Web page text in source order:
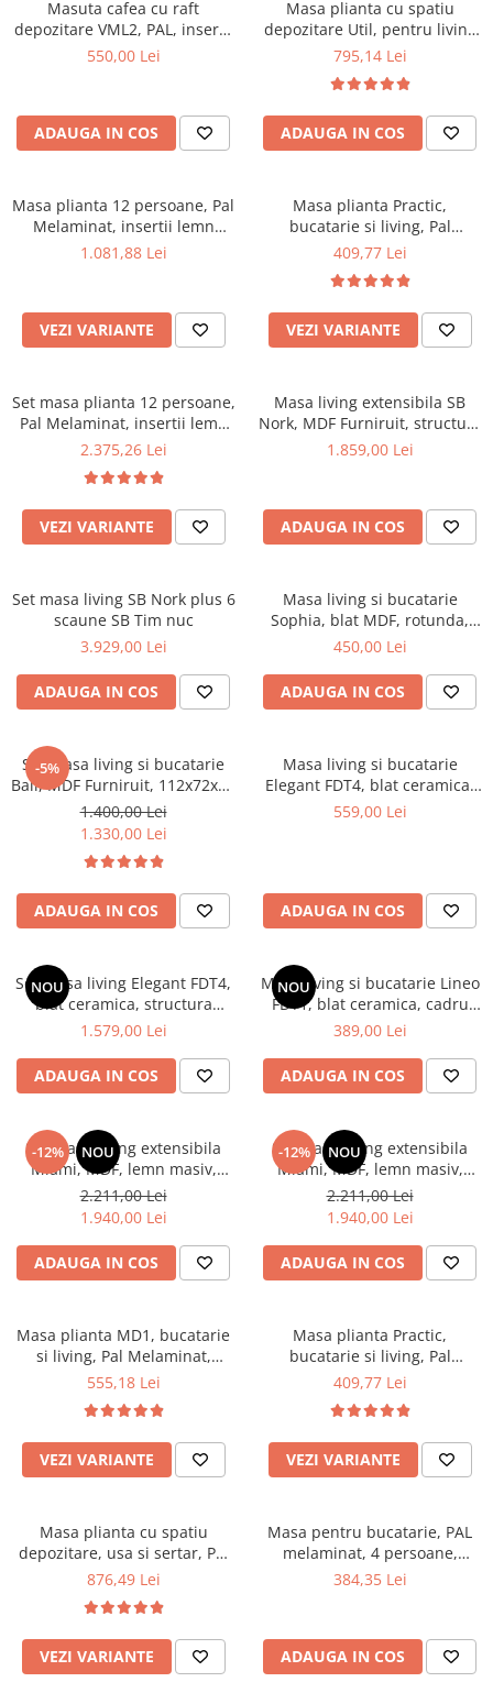
Saltele Pocket
Saltele cu arcuri impachetate
individual
Saltele Memory Foam
Saltele Memory Pocket
Saltele cu spuma
Saltele cu spuma
Saltele Memory
Saltele 160x200
Saltele 180x200
Top saltele
Top saltele 10 cm
Saltele ieftine
Saltele cu plasa de arcuri
Saltele cu spuma
Noptiere
Paturi
Mobilier living
Mobila living
Comode living
Scaune ergonomice
Dulap birou
Birouri
Scaune pentru birou
Scaune pentru vizitatori
Scaune manager
Mobilier bucatarie
Scaune pentru bucatarie
Mobila bucatarie
Seturi mese si scaune bucatarie
Mobilier hol
Suporturi si rafturi pantofi
Portmantouri
Pantofare
Seturi mobilier hol
Stender haine
Suport pentru umerase
Etajere
Mobilier gradinita
Mese gradinita
Scaune gradinita
Set mese si scaune gradinita
Mobilier copii
Mobila camera copii
Scaune birou pentru copii
Saltele patuturi copii
Paturi copii
Masa si scaune gradinita
Seturi comode living si dormitor
Scaune birou
Scaune profesionale
Scaune birou copii
Scaune gradinita
Scaune conferinta
Masuta cafea cu raft
depozitare VML2, PAL, insertii
MDF, 125x65x53 cm, Nuc
550,00 Lei
ADAUGA IN COS
Masa plianta cu spatiu
depozitare Util, pentru living
si bucatarie, PAL, structura
persoane, 160x96x80 cm, fag
795,14 Lei
ADAUGA IN COS
Masa plianta 12 persoane, Pal
Melaminat, insertii lemn
masiv, sistem cuplare blat,
1.081,88 Lei
VEZI VARIANTE
Masa plianta Practic,
bucatarie si living, Pal
Melaminat, insertii lemn
rotunjite, 120x74x75 cm,
wenge
409,77 Lei
VEZI VARIANTE
Set masa plianta 12 persoane,
Pal Melaminat, insertii lemn
masiv, 274x75x78 cm si 6
ecologica, nuc
2.375,26 Lei
VEZI VARIANTE
Masa living extensibila SB
Nork, MDF Furniruit, structura
lemn masiv, 8 persoane, 198-
1.859,00 Lei
ADAUGA IN COS
Set masa living SB Nork plus 6
scaune SB Tim nuc
3.929,00 Lei
ADAUGA IN COS
Masa living si bucatarie
Sophia, blat MDF, rotunda,
structura lemn masiv, 4
450,00 Lei
ADAUGA IN COS
-5%
Set masa living si bucatarie
Bali, MDF Furniruit, 112x72x74
cm si 4 scaune Vienna, lemn
masiv, tapiterie stofa, 100 kg,
nuc
1.400,00 Lei
1.330,00 Lei
ADAUGA IN COS
Masa living si bucatarie
Elegant FDT4, blat ceramica,
cadru metalic, 6 persoane,
559,00 Lei
ADAUGA IN COS
NOU
Set masa living Elegant FDT4,
blat ceramica, structura
metalica, 140x80x75 cm,
FDC4, tapiterie catifea, 90 kg,
gri
1.579,00 Lei
ADAUGA IN COS
NOU
Masa living si bucatarie Lineo
FDT1, blat ceramica, cadru
metalic, 6 persoane,
389,00 Lei
ADAUGA IN COS
-12% NOU
Set masa living extensibila
Miami, MDF, lemn masiv,
120/150 x 80 x 73.8 cm si 6
scaune Vienna, tapitat stofa,
94x49x40 cm, nuc/maro
2.211,00 Lei
1.940,00 Lei
ADAUGA IN COS
-12% NOU
Set masa living extensibila
Miami, MDF, lemn masiv,
120/150 x 80 x 73.8 cm si 6
scaune Vienna, tapitat stofa,
94x49x40 cm, alb/gri
2.211,00 Lei
1.940,00 Lei
ADAUGA IN COS
Masa plianta MD1, bucatarie
si living, Pal Melaminat,
colturi rotunjite, 6 persoane,
555,18 Lei
VEZI VARIANTE
Masa plianta Practic,
bucatarie si living, Pal
Melaminat, insertii lemn
rotunjite, 120x74x75 cm,
stejar sonoma
409,77 Lei
VEZI VARIANTE
Masa plianta cu spatiu
depozitare, usa si sertar, Pal
Melaminat, structura lemn
160x96x80 cm, fag
876,49 Lei
VEZI VARIANTE
Masa pentru bucatarie, PAL
melaminat, 4 persoane,
100x60x73 cm, stejar
384,35 Lei
ADAUGA IN COS